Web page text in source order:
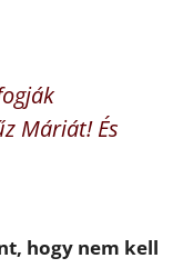
Máriát! És
hogy nem kell